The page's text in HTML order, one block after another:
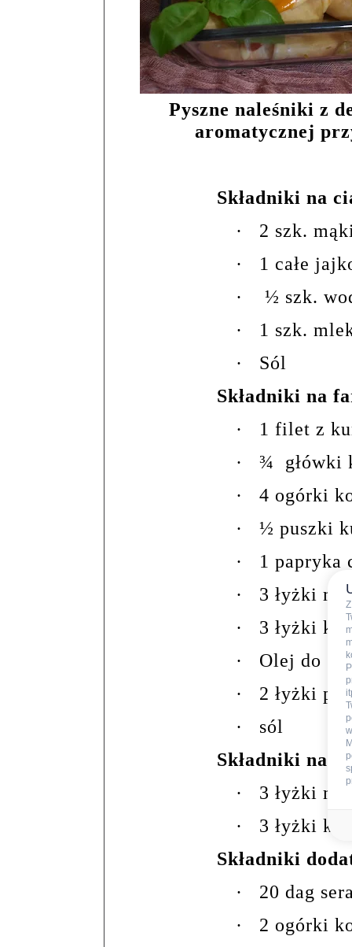
Pyszne naleśniki z
aromatycznej
Składniki na
·
2 szk.
·
1 całe
·
½ szk.
·
1 szk.
·
Sól
Składniki na
·
1 filet z
·
¾
główki
·
4 ogórki
·
½ puszki
·
1 papryka
·
3 łyżki
·
3 łyżki
·
Olej do
·
2 łyżki
·
sól
Składniki na
·
3 łyżki
·
3 łyżki
Składniki
·
20 dag
·
2 ogórki